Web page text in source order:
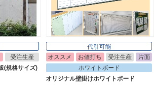
ポスターフレーム
Poster Frame
イーゼル
Easel
受注生産
(規格サイズ)
代引可能
オススメ
お値打ち 受注生産
片面
ホワイトボード
オリジナル壁掛けホワイトボード